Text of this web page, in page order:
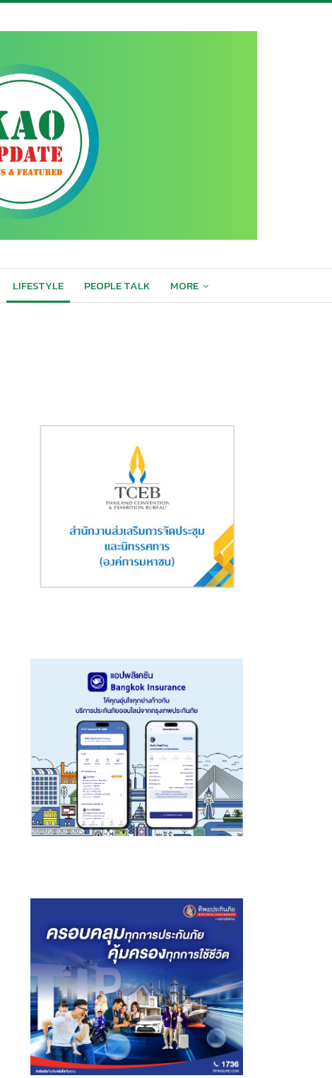
LIFESTYLE PEOPLE TALK MORE